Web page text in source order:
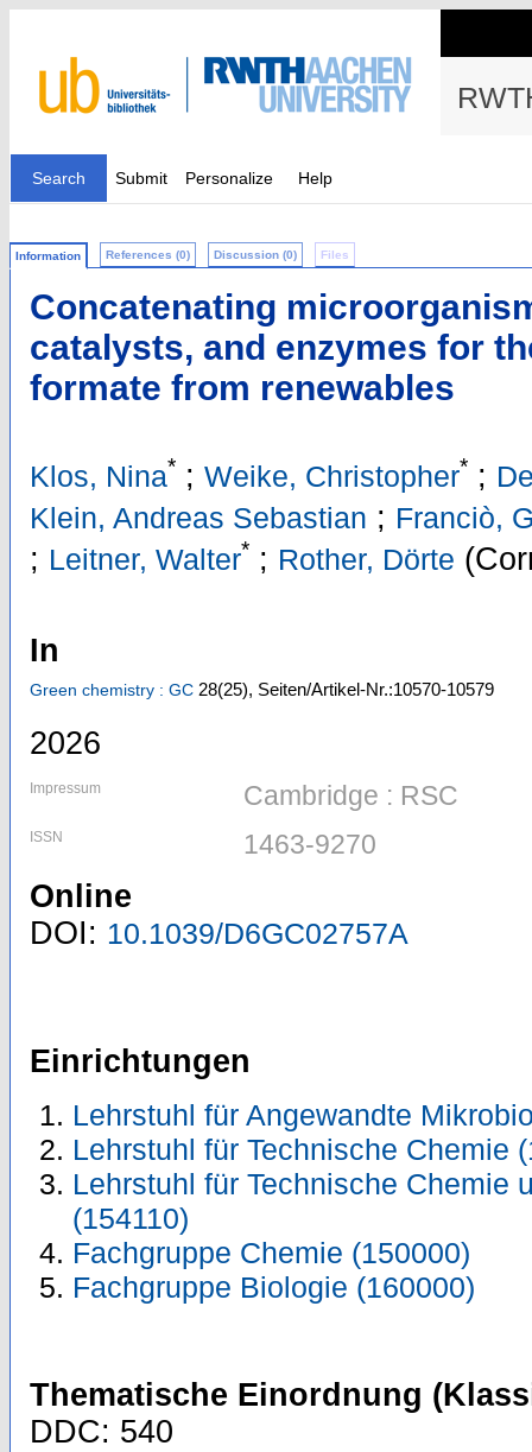
Search Submit Personalize Help
Information References (0) Discussion (0) Files
Concatenating
catalysts, and enzymes for
formate from renewables
Klos, Nina* ; Weike, Christopher* ;
Klein, Andreas Sebastian ; Franciò,
; Leitner, Walter* ; Rother, Dörte
In
Green chemistry : GC 28(25), Seiten/Artikel-Nr.:10570-10579
2026
Impressum Cambridge : RSC
ISSN 1463-9270
Online
DOI: 10.1039/D6GC02757A
Einrichtungen
Lehrstuhl für Angewandte
Lehrstuhl für Technische Chemie
Lehrstuhl für Technische Chemie
(154110)
Fachgruppe Chemie (150000)
Fachgruppe Biologie (160000)
Thematische Einordnung
DDC: 540